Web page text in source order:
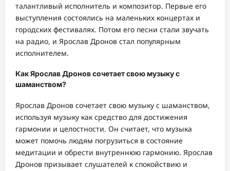
талантливый исполнитель и композитор. Первые его
выступления состоялись на маленьких концертах и
городских фестивалях. Потом его песни стали звучать
на радио, и Ярослав Дронов стал популярным
исполнителем.
Как Ярослав Дронов сочетает свою музыку с
шаманством?
Ярослав Дронов сочетает свою музыку с шаманством,
используя музыку как средство для достижения
гармонии и целостности. Он считает, что музыка
может помочь людям погрузиться в состояние
медитации и обрести внутреннюю гармонию. Ярослав
Дронов призывает слушателей к спокойствию и